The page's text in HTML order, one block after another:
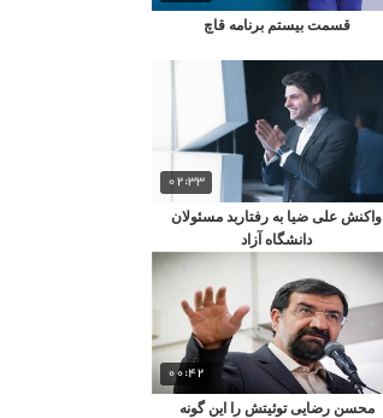
قسمت بیستم برنامه قاچ
02:33
واکنش علی ضیا به رفتاربد مسئولان
دانشگاه آزاد
00:42
محسن رضایی توئیتش را این گونه